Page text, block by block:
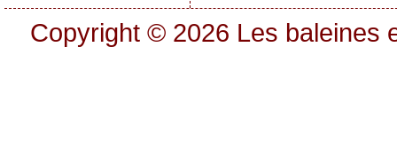
Copyright © 2026 Les baleines